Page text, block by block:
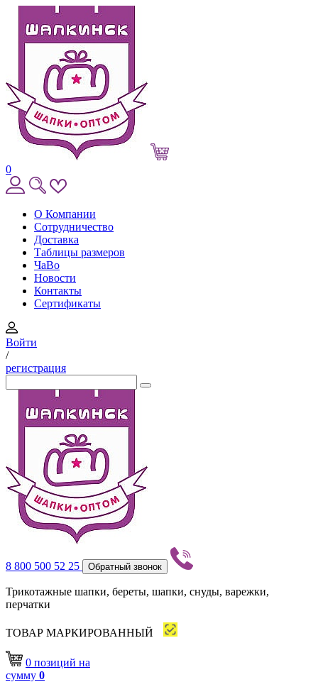
0
О Компании
Сотрудничество
Доставка
Таблицы размеров
ЧаВо
Новости
Контакты
Сертификаты
Войти
/
регистрация
8 800 500 52 25 Обратный звонок
Трикотажные шапки, береты, шапки, снуды, варежки,
перчатки
ТОВАР МАРКИРОВАННЫЙ
0 позиций на
сумму 0